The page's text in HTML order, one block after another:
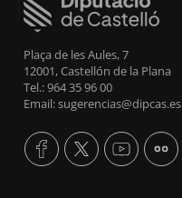
Plaça de les Aules, 7
12001, Castellón de la Plana
Tel.: 964 35 96 00
Email: sugerencias@dipcas.es